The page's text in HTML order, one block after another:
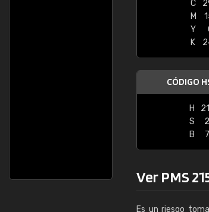
C
M
Y
K
CÓDIGO
H
S
B
Ver PMS
Es un riesgo